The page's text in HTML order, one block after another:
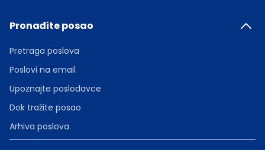
Pronađite posao
Pretraga poslova
Poslovi na email
Upoznajte poslodavce
Dok tražite posao
Arhiva poslova